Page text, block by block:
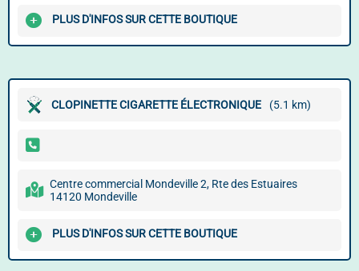
PLUS D'INFOS SUR CETTE BOUTIQUE
CLOPINETTE CIGARETTE ÉLECTRONIQUE (5.1 km)
Centre commercial Mondeville 2, Rte des Estuaires
14120 Mondeville
PLUS D'INFOS SUR CETTE BOUTIQUE